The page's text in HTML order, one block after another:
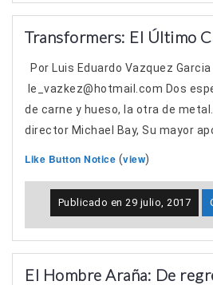
Transformers: El Último
Por Luis Eduardo Vazquez
le_vazkez@hotmail.com Dos
de carne y hueso, la otra de
director Michael Bay, Su mayor
Like Button Notice (view)
Publicado en29 julio, 2017
El Hombre Araña: De